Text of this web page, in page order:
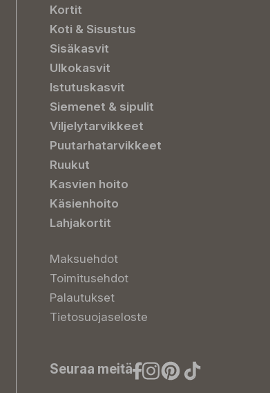
Kortit
Koti & Sisustus
Sisäkasvit
Ulkokasvit
Istutuskasvit
Siemenet & sipulit
Viljelytarvikkeet
Puutarhatarvikkeet
Ruukut
Kasvien hoito
Käsienhoito
Lahjakortit
Maksuehdot
Toimitusehdot
Palautukset
Tietosuojaseloste
Seuraa meitä